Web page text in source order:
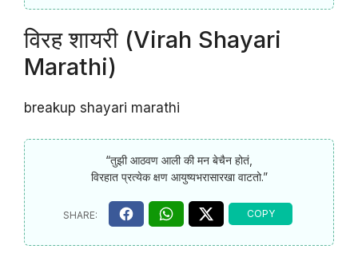
विरह शायरी (Virah Shayari
Marathi)
breakup shayari marathi
“तुझी आठवण आली की मन बेचैन होतं,
विरहात प्रत्येक क्षण आयुष्यभरासारखा वाटतो.”